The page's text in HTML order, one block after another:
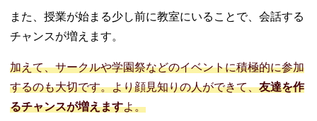
また、授業が始まる少し前に教室にいることで、会話する
チャンスが増えます。
加えて、サークルや学園祭などのイベントに積極的に参加
するのも大切です。より顔見知りの人ができて、友達を作
るチャンスが増えますよ。